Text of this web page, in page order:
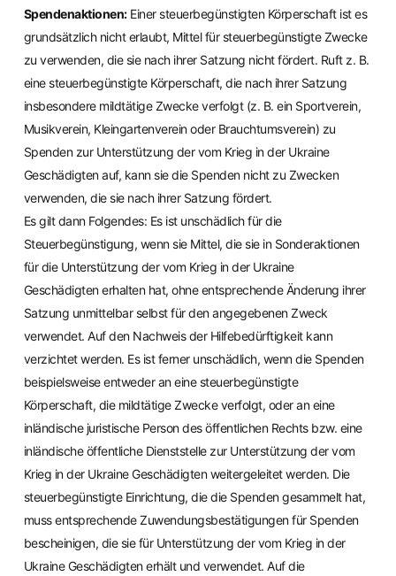
Spendenaktionen:Einer steuerbegünstigten Körperschaft ist es
grundsätzlich nicht erlaubt, Mittel für steuerbegünstigte Zwecke
zu verwenden, die sie nach ihrer Satzung nicht fördert. Ruft z. B.
eine steuerbegünstigte Körperschaft, die nach ihrer Satzung
insbesondere mildtätige Zwecke verfolgt (z. B. ein Sportverein,
Musikverein, Kleingartenverein oder Brauchtumsverein) zu
Spenden zur Unterstützung der vom Krieg in der Ukraine
Geschädigten auf, kann sie die Spenden nicht zu Zwecken
verwenden, die sie nach ihrer Satzung fördert.
Es gilt dann Folgendes: Es ist unschädlich für die
Steuerbegünstigung, wenn sie Mittel, die sie in Sonderaktionen
für die Unterstützung der vom Krieg in der Ukraine
Geschädigten erhalten hat, ohne entsprechende Änderung ihrer
Satzung unmittelbar selbst für den angegebenen Zweck
verwendet. Auf den Nachweis der Hilfebedürftigkeit kann
verzichtet werden. Es ist ferner unschädlich, wenn die Spenden
beispielsweise entweder an eine steuerbegünstigte
Körperschaft, die mildtätige Zwecke verfolgt, oder an eine
inländische juristische Person des öffentlichen Rechts bzw. eine
inländische öffentliche Dienststelle zur Unterstützung der vom
Krieg in der Ukraine Geschädigten weitergeleitet werden. Die
steuerbegünstigte Einrichtung, die die Spenden gesammelt hat,
muss entsprechende Zuwendungsbestätigungen für Spenden
bescheinigen, die sie für Unterstützung der vom Krieg in der
Ukraine Geschädigten erhält und verwendet. Auf die